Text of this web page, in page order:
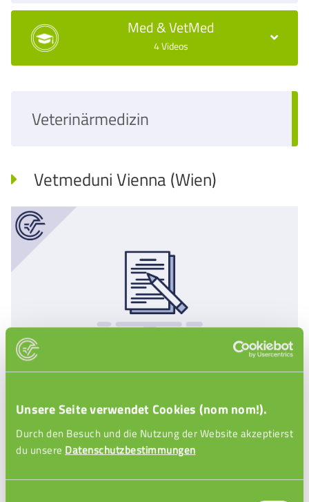
Unsere Seite verwendet Cookies (nom nom!).
Durch den Besuch und die Nutzung der Website akzeptierst
du unsere Datenschutzbestimmungen
Med & VetMed
4 Videos
Veterinärmedizin
Vetmeduni Vienna (Wien)